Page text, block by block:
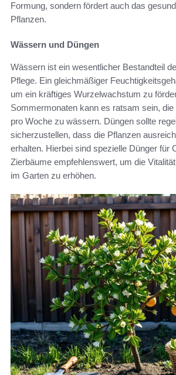
Formung, sondern fördert auch das
Pflanzen.
Wässern und Düngen
Wässern ist ein wesentlicher Bestandteil
Pflege. Ein gleichmäßiger
um ein kräftiges Wurzelwachstum zu
Sommermonaten kann es ratsam sein,
pro Woche zu wässern. Düngen sollte
sicherzustellen, dass die Pflanzen
erhalten. Hierbei sind spezielle Dünger für
Zierbäume empfehlenswert, um die
im Garten zu erhöhen.